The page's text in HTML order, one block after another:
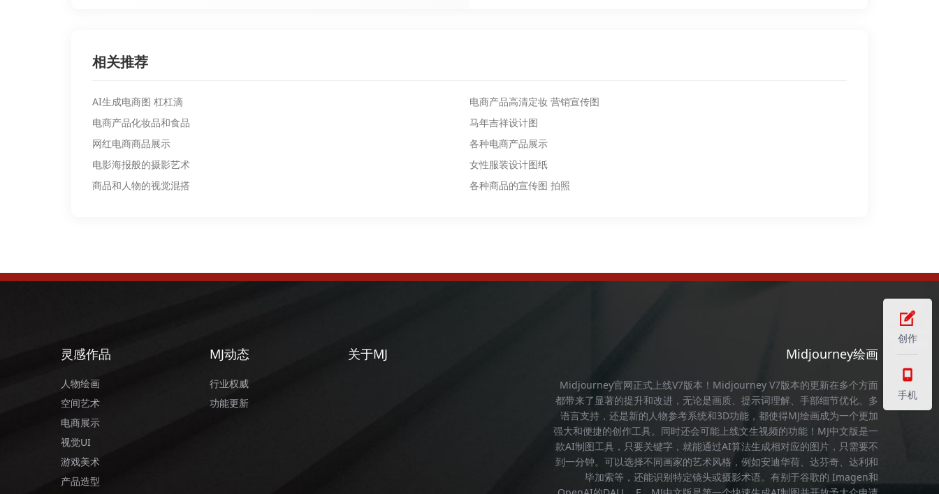
相关推荐
AI生成电商图 杠杠滴
电商产品高清定妆 营销宣传图
电商产品化妆品和食品
马年吉祥设计图
网红电商商品展示
各种电商产品展示
电影海报般的摄影艺术
女性服装设计图纸
商品和人物的视觉混搭
各种商品的宣传图 拍照
灵感作品
人物绘画
空间艺术
电商展示
视觉UI
游戏美术
产品造型
MJ动态
行业权威
功能更新
关于MJ Midjourney绘画
Midjourney官网正式上线V7版本！ Midjourney V7版本的更新在多个方面
都带来了显著的提升和改进，无论是画质、提示词理解、手部细节优化、多
语言支持，还是新的人物参考系统和3D功能，都使得MJ绘画成为一个更加
强大和便捷的创作工具。同时还会可能上线文生视频的功能！ MJ中文版是一
款AI制图工具，只要关键字，就能通过AI算法生成相对应的图片，只需要不
到一分钟。可以选择不同画家的艺术风格，例如安迪华荷、达芬奇、达利和
毕加索等，还能识别特定镜头或摄影术语。有别于谷歌的 Imagen和
创作
手机